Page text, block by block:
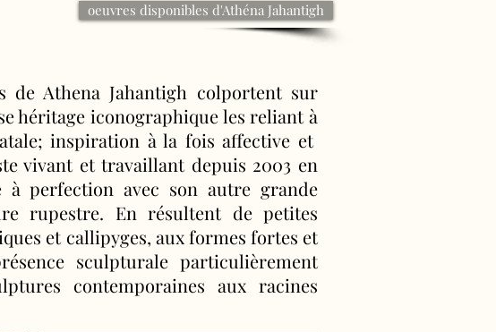
oeuvres disponibles d'Athéna Jahantigh
de Athena Jahantigh colportent sur
héritage iconographique les reliant à
inspiration à la fois affective et
vivant et travaillant depuis 2003 en
perfection avec son autre grande
rupestre. En résultent de petites
et callipyges, aux formes fortes et
sculpturale particulièrement
contemporaines aux racines